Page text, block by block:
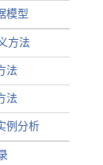
模型
方法
法
法
例分析